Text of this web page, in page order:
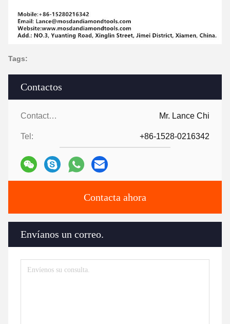
Contactos
Contactos: Mr. Lance Chi
Tel: +86-1528-0216342
Contacta ahora
Envíanos un correo.
Tags: